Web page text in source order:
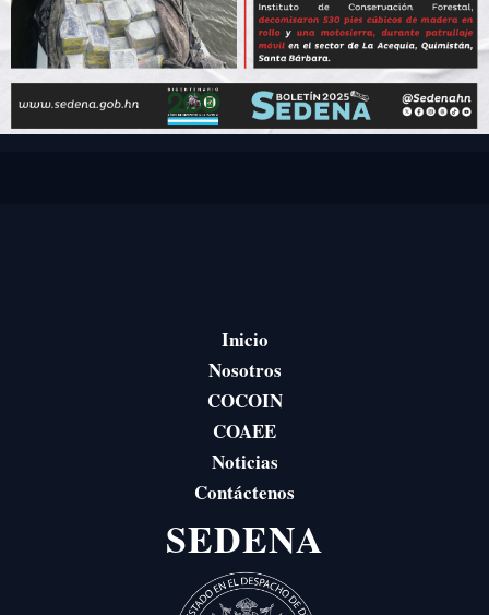
Inicio
Nosotros
COCOIN
COAEE
Noticias
Contáctenos
SEDENA